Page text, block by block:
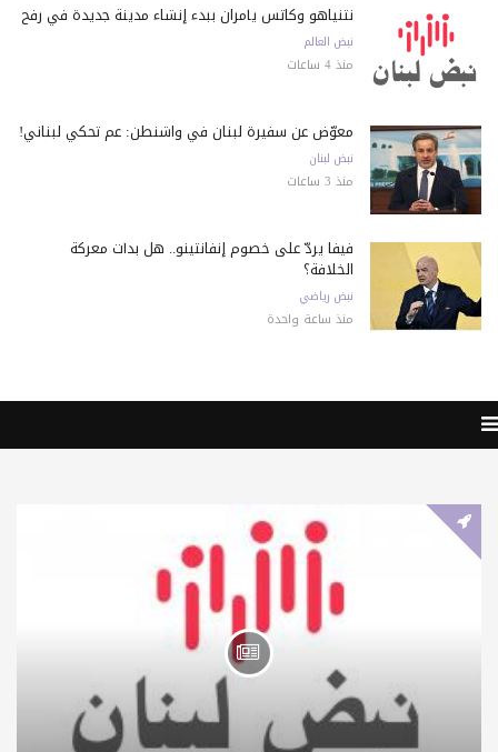
نتنياهو وكاتس يأمران ببدء إنشاء مدينة جديدة في رفح
نبض العالم
منذ 4 ساعات
معوّض عن سفيرة لبنان في واشنطن: عم تحكي لبناني!
نبض لبنان
منذ 3 ساعات
فيفا يردّ على خصوم إنفانتينو.. هل بدأت معركة
الخلافة؟
نبض رياضي
منذ ساعة واحدة